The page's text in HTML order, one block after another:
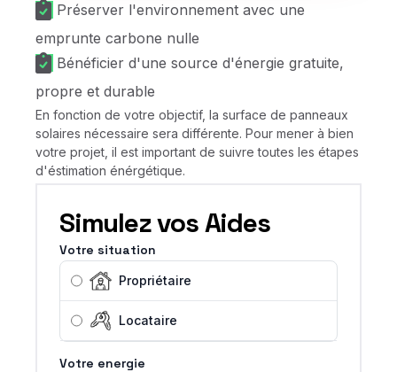
Préserver l'environnement avec une
emprunte carbone nulle
Bénéficier d'une source d'énergie gratuite,
propre et durable
En fonction de votre objectif, la surface de panneaux
solaires nécessaire sera différente. Pour mener à bien
votre projet, il est important de suivre toutes les étapes
d'éstimation énérgétique.
Simulez vos Aides
Votre situation
Propriétaire
Locataire
Votre energie